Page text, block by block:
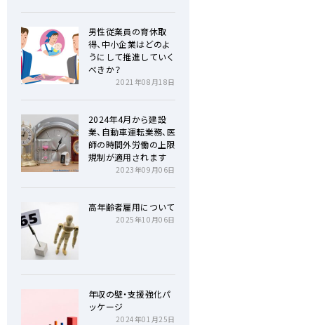
男性従業員の育休取
得、中小企業はどのよ
うにして推進していく
べきか？
2021年08月18日
2024年4月から建設
業、自動車運転業務、医
師の時間外労働の上限
規制が適用されます
2023年09月06日
高年齢者雇用について
2025年10月06日
年収の壁・支援強化パ
ッケージ
2024年01月25日